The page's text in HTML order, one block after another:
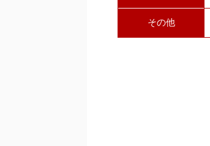
その他